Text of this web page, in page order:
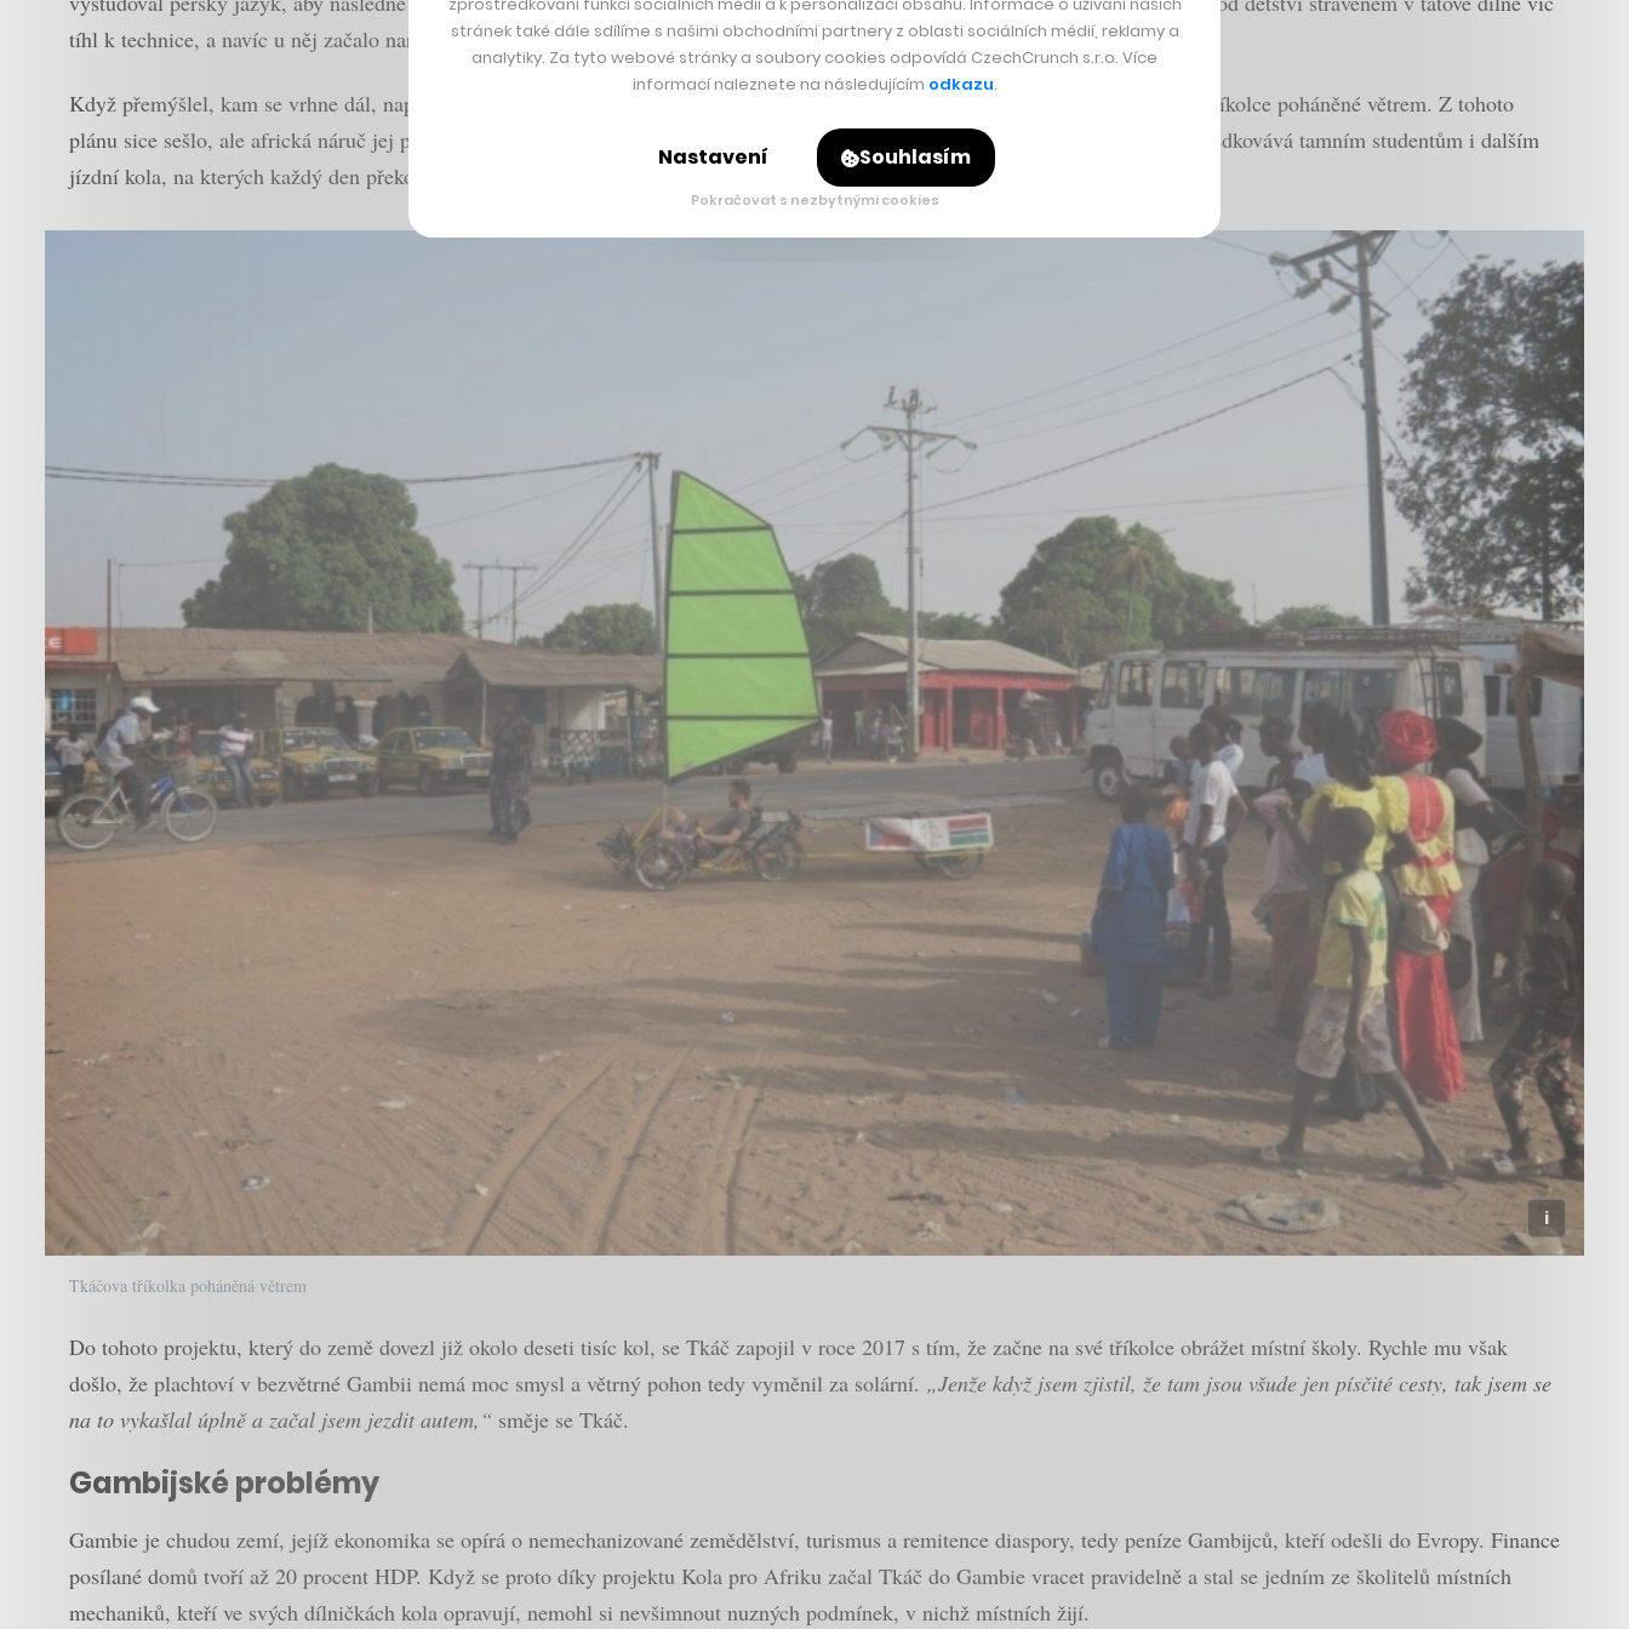
tíhl k technice, a navíc u něj začalo narůstat volání po dalším dobrodružství.
Když přemýšlel, kam se vrhne dál, naplánoval si dobrodružnou cestu podél západního pobřeží Afriky na vlastnoručně sestrojené tříkolce poháněné větrem. Z tohoto
plánu sice sešlo, ale africká náruč jej přece jen objala. Tkáč totiž narazil na projekt Kola pro Afriku, který právě v Gambii zprostředkovává tamním studentům i dalším
jízdní kola, na kterých každý den překonávají i patnáctikilometrové vzdálenosti.
Tkáčova tříkolka poháněná větrem
Do tohoto projektu, který do země dovezl již okolo deseti tisíc kol, se Tkáč zapojil v roce 2017 s tím, že začne na své tříkolce obrážet místní školy. Rychle mu však
došlo, že plachtoví v bezvětrné Gambii nemá moc smysl a větrný pohon tedy vyměnil za solární. „Jenže když jsem zjistil, že tam jsou všude jen písčité cesty, tak jsem se
na to vykašlal úplně a začal jsem jezdit autem,“ směje se Tkáč.
Gambijské problémy
Gambie je chudou zemí, jejíž ekonomika se opírá o nemechanizované zemědělství, turismus a remitence diaspory, tedy peníze Gambijců, kteří odešli do Evropy. Finance
posílané domů tvoří až 20 procent HDP. Když se proto díky projektu Kola pro Afriku začal Tkáč do Gambie vracet pravidelně a stal se jedním ze školitelů místních
mechaniků, kteří ve svých dílničkách kola opravují, nemohl si nevšimnout nuzných podmínek, v nichž místních žijí.
stránek také dále sdílíme s našimi obchodními partnery z oblasti sociálních médií, reklamy a
analytiky. Za tyto webové stránky a soubory cookies odpovídá CzechCrunch s.r.o. Více
informací naleznete na následujícím odkazu.
Nastavení Souhlasím
Pokračovat s nezbytnými cookies